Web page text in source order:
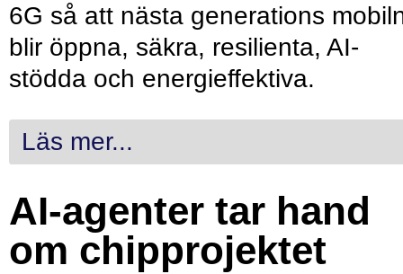
6G så att nästa generations
blir öppna, säkra, resilienta, AI-
stödda och energieffektiva.
Läs mer...
AI-agenter tar hand
om chipprojektet